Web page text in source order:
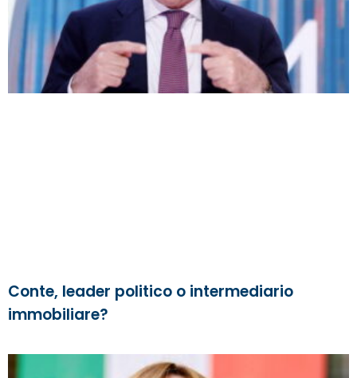
Conte, leader politico o intermediario
immobiliare?